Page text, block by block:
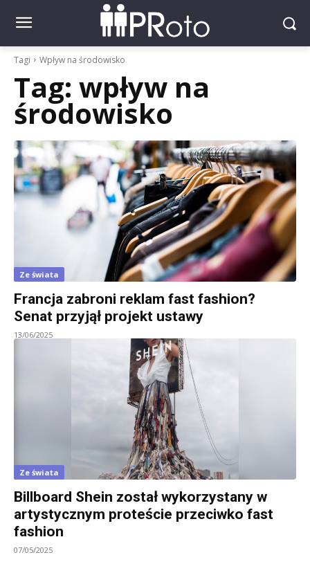
Tagi Wpływ na środowisko
Tag: wpływ na
środowisko
Ze świata
Francja zabroni reklam fast fashion?
Senat przyjął projekt ustawy
13/06/2025
Ze świata
Billboard Shein został wykorzystany w
artystycznym proteście przeciwko fast
fashion
07/05/2025